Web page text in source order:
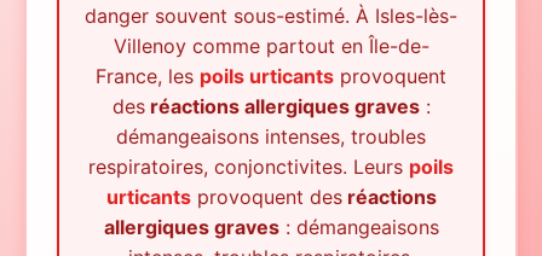
danger souvent sous-estimé. À Isles-lès-
Villenoy comme partout en Île-de-
France, les poils urticants provoquent
desréactions allergiques graves :
démangeaisons intenses, troubles
respiratoires, conjonctivites. Leurs poils
urticants provoquent desréactions
allergiques graves : démangeaisons